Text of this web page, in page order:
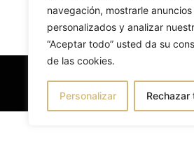
navegación, mostrarle
personalizados y analizar
“Aceptar todo” usted da su
de las cookies.
Personalizar Rechazar